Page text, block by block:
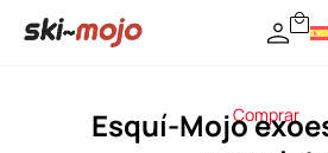
Comprar
Esquí-Mojo